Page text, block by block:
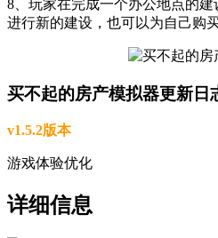
8、玩家在完成一个办公地点的
进行新的建设，也可以为自己购
买不起的房产模拟器更新日
v1.5.2版本
游戏体验优化
详细信息